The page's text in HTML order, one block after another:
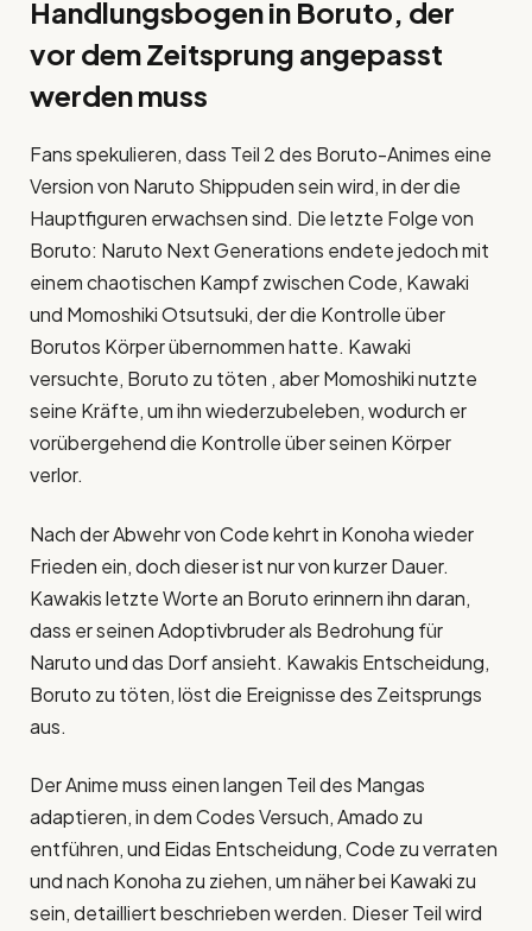
Handlungsbogen in Boruto, der
vor dem Zeitsprung angepasst
werden muss
Fans spekulieren, dass Teil 2 des Boruto-Animes eine
Version von Naruto Shippuden sein wird, in der die
Hauptfiguren erwachsen sind. Die letzte Folge von
Boruto: Naruto Next Generations endete jedoch mit
einem chaotischen Kampf zwischen Code, Kawaki
und Momoshiki Otsutsuki, der die Kontrolle über
Borutos Körper übernommen hatte. Kawaki
versuchte, Boruto zu töten , aber Momoshiki nutzte
seine Kräfte, um ihn wiederzubeleben, wodurch er
vorübergehend die Kontrolle über seinen Körper
verlor.
Nach der Abwehr von Code kehrt in Konoha wieder
Frieden ein, doch dieser ist nur von kurzer Dauer.
Kawakis letzte Worte an Boruto erinnern ihn daran,
dass er seinen Adoptivbruder als Bedrohung für
Naruto und das Dorf ansieht. Kawakis Entscheidung,
Boruto zu töten, löst die Ereignisse des Zeitsprungs
aus.
Der Anime muss einen langen Teil des Mangas
adaptieren, in dem Codes Versuch, Amado zu
entführen, und Eidas Entscheidung, Code zu verraten
und nach Konoha zu ziehen, um näher bei Kawaki zu
sein, detailliert beschrieben werden. Dieser Teil wird